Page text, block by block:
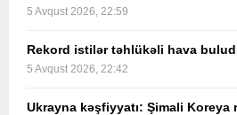
5 Avqust 2026, 22:59
Rekord istilər təhlükəli hava
5 Avqust 2026, 22:42
Ukrayna kəşfiyyatı: Şimali Koreya